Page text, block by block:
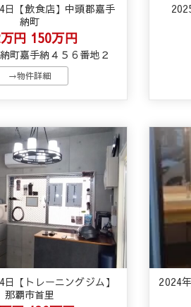
日【飲食店】中頭郡嘉手
納町
円 150万円
町嘉手納４５６番地２
→物件詳細
【トレーニングジム】
那覇市首里
2024